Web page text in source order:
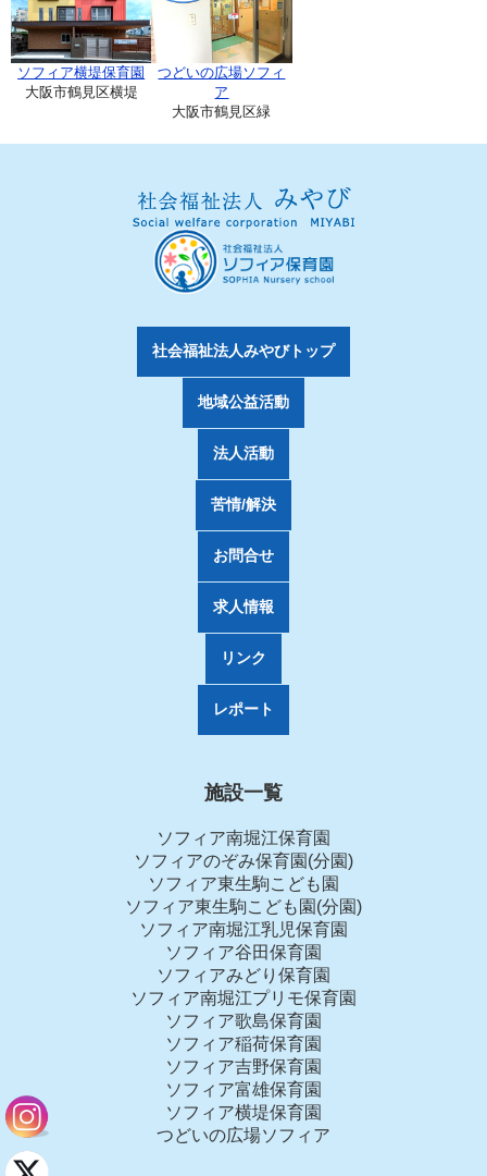
ソフィア横堤保育園
大阪市鶴見区横堤
つどいの広場ソフィ
ア
大阪市鶴見区緑
社会福祉法人みやびトップ
地域公益活動
法人活動
苦情/解決
お問合せ
求人情報
リンク
レポート
施設一覧
ソフィア南堀江保育園
ソフィアのぞみ保育園(分園)
ソフィア東生駒こども園
ソフィア東生駒こども園(分園)
ソフィア南堀江乳児保育園
ソフィア谷田保育園
ソフィアみどり保育園
ソフィア南堀江プリモ保育園
ソフィア歌島保育園
ソフィア稲荷保育園
ソフィア吉野保育園
ソフィア富雄保育園
ソフィア横堤保育園
つどいの広場ソフィア